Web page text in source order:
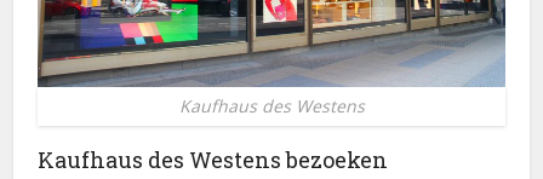
Kaufhaus des Westens
Kaufhaus des Westens bezoeken